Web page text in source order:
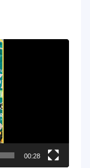
00:28